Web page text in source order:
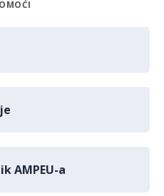
AMPEU-a